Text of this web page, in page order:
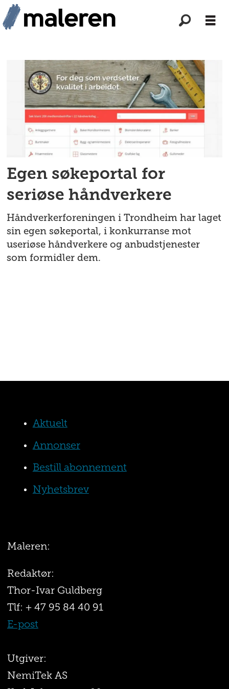
kristian
dahlberg
hauge
Egen søkeportal for
seriøse håndverkere
Håndverkerforeningen i Trondheim har laget
sin egen søkeportal, i konkurranse mot
useriøse håndverkere og anbudstjenester
som formidler dem.
Aktuelt
Annonser
Bestill abonnement
Nyhetsbrev
Maleren:
Redaktør:
Thor-Ivar Guldberg
Tlf: + 47 95 84 40 91
E-post
Utgiver:
NemiTek AS